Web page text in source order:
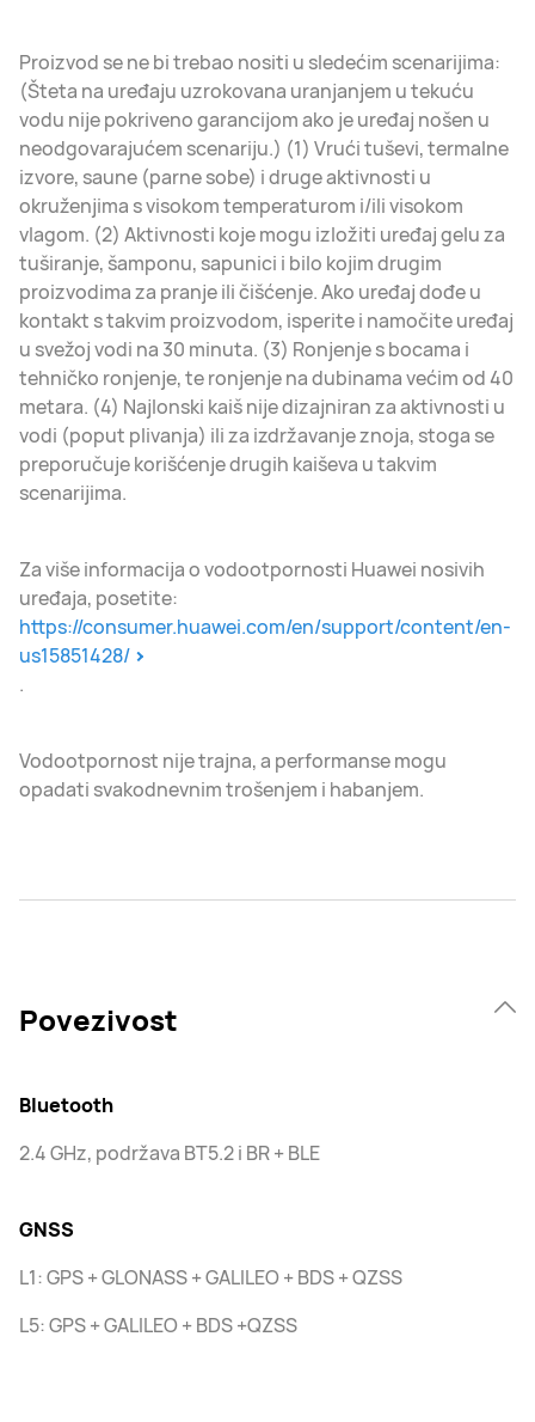
Proizvod se ne bi trebao nositi u sledećim scenarijima:
(Šteta na uređaju uzrokovana uranjanjem u tekuću
vodu nije pokriveno garancijom ako je uređaj nošen u
neodgovarajućem scenariju.) (1) Vrući tuševi, termalne
izvore, saune (parne sobe) i druge aktivnosti u
okruženjima s visokom temperaturom i/ili visokom
vlagom. (2) Aktivnosti koje mogu izložiti uređaj gelu za
tuširanje, šamponu, sapunici i bilo kojim drugim
proizvodima za pranje ili čišćenje. Ako uređaj dođe u
kontakt s takvim proizvodom, isperite i namočite uređaj
u svežoj vodi na 30 minuta. (3) Ronjenje s bocama i
tehničko ronjenje, te ronjenje na dubinama većim od 40
metara. (4) Najlonski kaiš nije dizajniran za aktivnosti u
vodi (poput plivanja) ili za izdržavanje znoja, stoga se
preporučuje korišćenje drugih kaiševa u takvim
scenarijima.
Za više informacija o vodootpornosti Huawei nosivih
uređaja, posetite:
https://consumer.huawei.com/en/support/content/en-
us15851428/
.
Vodootpornost nije trajna, a performanse mogu
opadati svakodnevnim trošenjem i habanjem.
Povezivost
Bluetooth
2.4 GHz, podržava BT5.2 i BR + BLE
GNSS
L1: GPS + GLONASS + GALILEO + BDS + QZSS
L5: GPS + GALILEO + BDS +QZSS